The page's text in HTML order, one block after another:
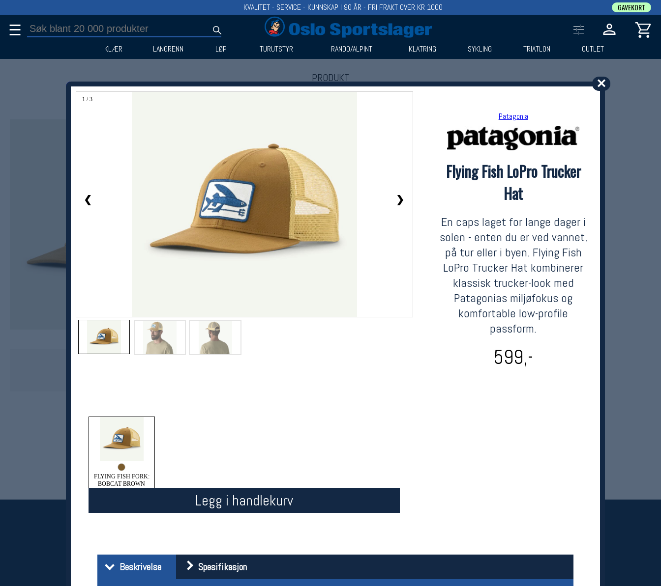
✕
1 / 3
❮ ❯
Patagonia
Flying Fish LoPro Trucker
Hat
En caps laget for lange dager i
solen - enten du er ved vannet,
på tur eller i byen. Flying Fish
LoPro Trucker Hat kombinerer
klassisk trucker-look med
Patagonias miljøfokus og
komfortable low-profile
passform.
599,-
FLYING FISH FORK:
BOBCAT BROWN
Legg i handlekurv
Beskrivelse Spesifikasjon
KVALITET - SERVICE - KUNNSKAP I 90 ÅR - FRI FRAKT OVER KR 1000 GAVEKORT
☰
KLÆR LANGRENN LØP TURUTSTYR RANDO/ALPINT KLATRING SYKLING TRIATLON OUTLET
PRODUKT
Produkter (1)
Patagonia
Her finner du oss
Oslo Sportslager
Åpningstider butikk
Lørdag:
11-16
Team Oslo Sportslager
Medlemstilbud og aktiviteter